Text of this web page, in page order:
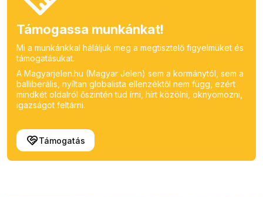
Támogassa munkánkat!
Mi a munkánkkal háláljuk meg a megtisztelő figyelmüket és
támogatásukat.
A Magyarjelen.hu (Magyar Jelen) sem a kormánytól, sem a
balliberális, nyíltan globalista ellenzéktől nem függ, ezért
mindkét oldalról őszintén tud írni, hírt közölni, oknyomozni,
igazságot feltárni.
Támogatás